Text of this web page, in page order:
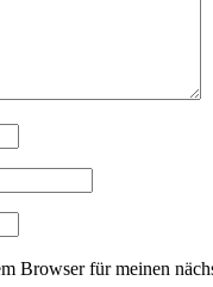
Browser für meinen